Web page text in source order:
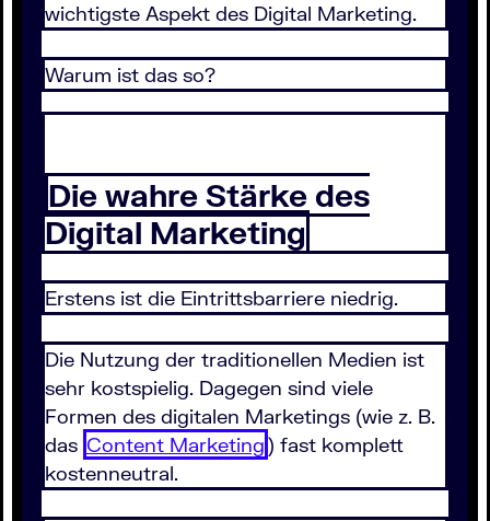
wichtigste Aspekt des Digital Marketing.
Warum ist das so?
Die wahre Stärke des
Digital Marketing
Erstens ist die Eintrittsbarriere niedrig.
Die Nutzung der traditionellen Medien ist
sehr kostspielig. Dagegen sind viele
Formen des digitalen Marketings (wie z. B.
das Content Marketing) fast komplett
kostenneutral.